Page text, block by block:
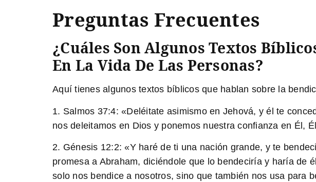
Preguntas Frecuentes
¿Cuáles Son Algunos Textos
En La Vida De Las Personas?
Aquí tienes algunos textos bíblicos que hablan sobre la
1. Salmos 37:4: «Deléitate asimismo en Jehová, y él te
nos deleitamos en Dios y ponemos nuestra confianza en Él,
2. Génesis 12:2: «Y haré de ti una nación grande, y te
promesa a Abraham, diciéndole que lo bendeciría y haría de
solo nos bendice a nosotros, sino que también nos usa para